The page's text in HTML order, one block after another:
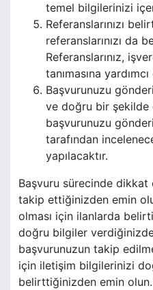
temel bilgilerinizi
Referanslarınızı
referanslarınızı da
Referanslarınız,
tanımasına
Başvurunuzu
ve doğru bir şekilde
başvurunuzu
tarafından
yapılacaktır.
Başvuru sürecinde dikkat
takip ettiğinizden emin
olması için ilanlarda
doğru bilgiler
başvurunuzun takip
için iletişim bilgilerinizi
belirttiğinizden emin olun.